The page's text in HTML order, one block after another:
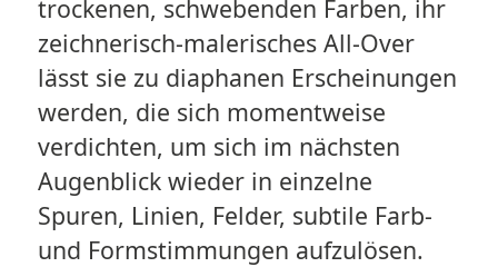
trockenen, schwebenden Farben, ihr
zeichnerisch-malerisches All-Over
lässt sie zu diaphanen Erscheinungen
werden, die sich momentweise
verdichten, um sich im nächsten
Augenblick wieder in einzelne
Spuren, Linien, Felder, subtile Farb-
und Formstimmungen aufzulösen.